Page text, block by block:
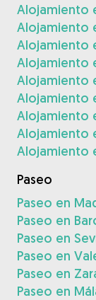
Alojamiento
Alojamiento
Alojamiento
Alojamiento
Alojamiento
Alojamiento
Alojamiento
Alojamiento
Alojamiento
Paseo
Paseo en
Paseo en
Paseo en
Paseo en
Paseo en
Paseo en